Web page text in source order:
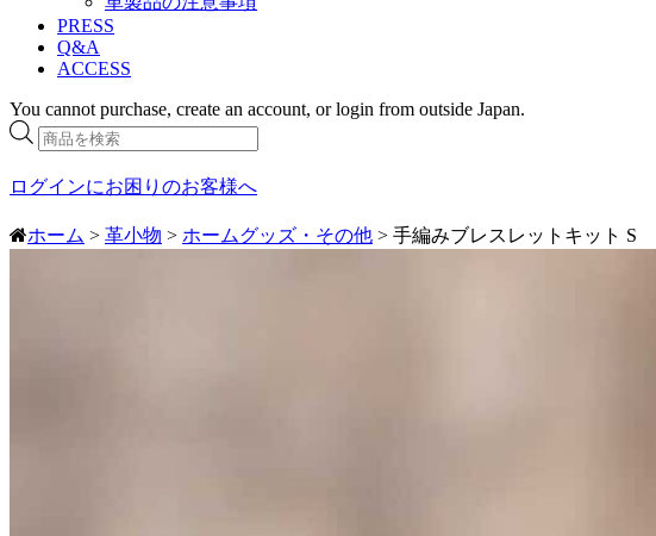
PRESS
Q&A
ACCESS
You cannot purchase, create an account, or login from outside Japan.
商
品
検
ログインにお困りのお客様へ
ホーム > 革小物 > ホームグッズ・その他 > 手編みブレスレットキット S